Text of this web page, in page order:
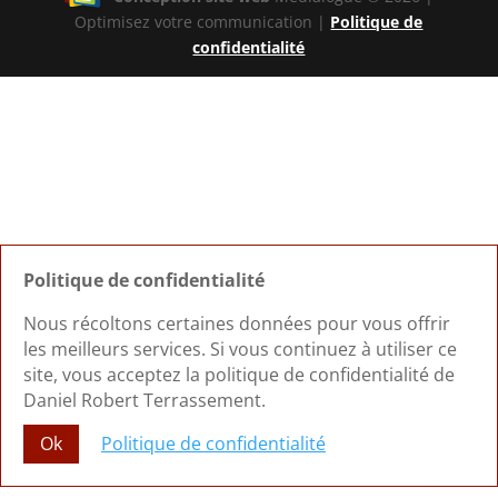
Optimisez votre communication | Politique de
confidentialité
Politique de confidentialité
Nous récoltons certaines données pour vous offrir
les meilleurs services. Si vous continuez à utiliser ce
site, vous acceptez la politique de confidentialité de
Daniel Robert Terrassement.
Ok
Politique de confidentialité